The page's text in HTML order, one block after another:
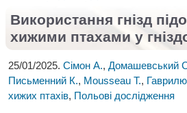
Використання гнізд
хижими птахами у
25/01/2025. Сімон А., Домашевський
Письменний К., Mousseau T.,
хижих птахів, Польові дослідження